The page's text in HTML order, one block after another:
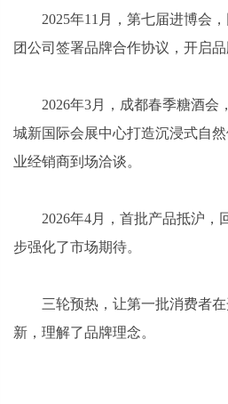
2025年11月，第七届进博会
团公司签署品牌合作协议，开启品
2026年3月，成都春季糖酒会
城新国际会展中心打造沉浸式自
业经销商到场洽谈。
2026年4月，首批产品抵沪，
步强化了市场期待。
三轮预热，让第一批消费者
新，理解了品牌理念。